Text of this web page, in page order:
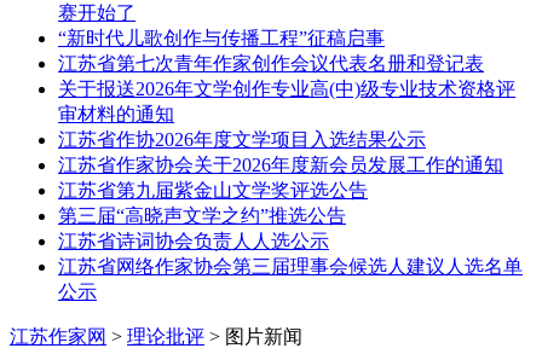
赛开始了
“新时代儿歌创作与传播工程”征稿启事
江苏省第七次青年作家创作会议代表名册和登记表
关于报送2026年文学创作专业高(中)级专业技术资格评
审材料的通知
江苏省作协2026年度文学项目入选结果公示
江苏省作家协会关于2026年度新会员发展工作的通知
江苏省第九届紫金山文学奖评选公告
第三届“高晓声文学之约”推选公告
江苏省诗词协会负责人人选公示
江苏省网络作家协会第三届理事会候选人建议人选名单
公示
江苏作家网 > 理论批评 > 图片新闻